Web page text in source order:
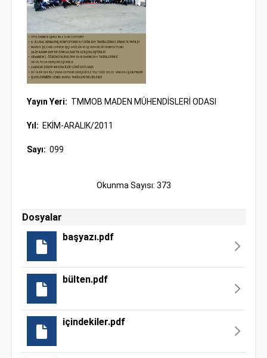
Yayın Yeri: TMMOB MADEN MÜHENDİSLERİ ODASI
Yıl: EKİM-ARALIK/2011
Sayı: 099
Okunma Sayısı: 373
Dosyalar
başyazı.pdf
bülten.pdf
içindekiler.pdf